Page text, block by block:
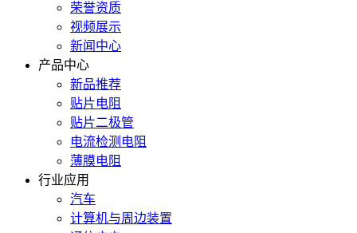
荣誉资质
视频展示
新闻中心
产品中心
新品推荐
贴片电阻
贴片二极管
电流检测电阻
薄膜电阻
行业应用
汽车
计算机与周边装置